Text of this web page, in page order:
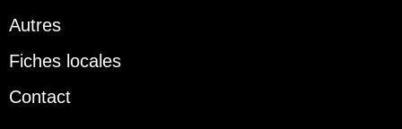
Autres
Fiches locales
Contact